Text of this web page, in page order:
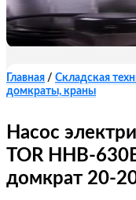
Главная / Складская
домкраты, краны
Насос
TOR HHB-
домкрат 20-